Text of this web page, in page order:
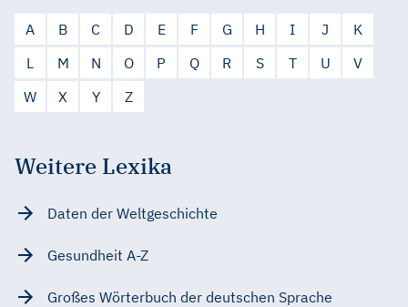
A B C D E F G H I J
K
L
M N O P Q R S T U
V
W
X Y Z
Weitere Lexika
Daten der Weltgeschichte
Gesundheit A-Z
Großes Wörterbuch der deutschen Sprache